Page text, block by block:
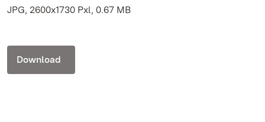
JPG, 2600x1730 Pxl, 0.67 MB
Download